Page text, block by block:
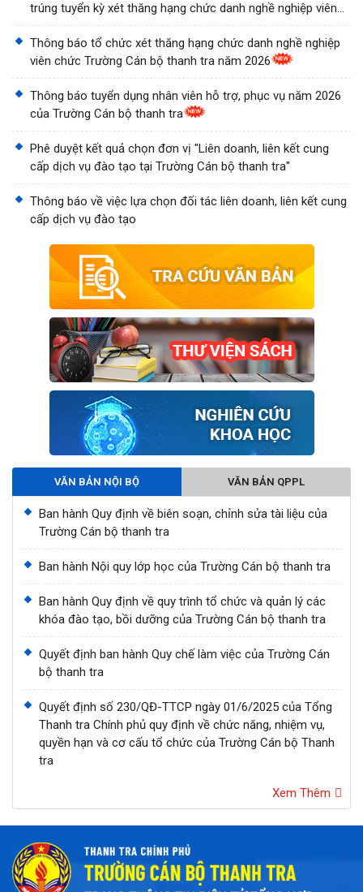
trúng tuyển kỳ xét thăng hạng chức danh nghề nghiệp viên
chức Trường Cán bộ thanh tra năm 2026
Thông báo tổ chức xét thăng hạng chức danh nghề nghiệp
viên chức Trường Cán bộ thanh tra năm 2026
Thông báo tuyển dụng nhân viên hỗ trợ, phục vụ năm 2026
của Trường Cán bộ thanh tra
Phê duyệt kết quả chọn đơn vị "Liên doanh, liên kết cung
cấp dịch vụ đào tạo tại Trường Cán bộ thanh tra"
Thông báo về việc lựa chọn đối tác liên doanh, liên kết cung
cấp dịch vụ đào tạo
VĂN BẢN NỘI BỘ VĂN BẢN QPPL
Ban hành Quy định về biên soạn, chỉnh sửa tài liệu của
Trường Cán bộ thanh tra
Ban hành Nội quy lớp học của Trường Cán bộ thanh tra
Ban hành Quy định về quy trình tổ chức và quản lý các
khóa đào tạo, bồi dưỡng của Trường Cán bộ thanh tra
Quyết định ban hành Quy chế làm việc của Trường Cán
bộ thanh tra
Quyết định số 230/QĐ-TTCP ngày 01/6/2025 của Tổng
Thanh tra Chính phủ quy định về chức năng, nhiệm vụ,
quyền hạn và cơ cấu tổ chức của Trường Cán bộ Thanh
tra
Xem Thêm